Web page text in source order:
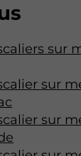
sur
sur
sur